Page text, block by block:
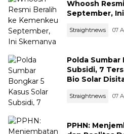
Whoosh
September,
Straightnews 07
Polda Sumbar
Subsidi, 7
Bio Solar
Straightnews 07
PPHN: